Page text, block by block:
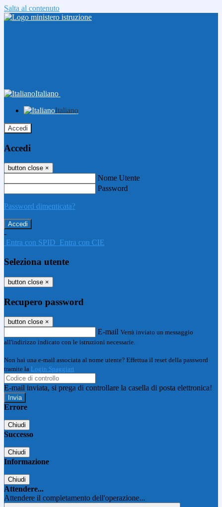
Salta al contenuto
Italiano
Italiano
Accedi
Accedi
button close ×
Nome Utente
Password
Password dimenticata?
-
Entra con SPID Entra con CIE
Seleziona utente
button close ×
Recupero password
button close ×
E-mail Verrà inviato un messaggio
all'indirizzo indicato con le istruzioni necessarie.
Non hai una e-mail associata al nome utente? Effettua il reset della password
tramite la Login Spaggiari
E-mail inviata, si prega di controllare la casella di posta elettronica!
Errore
Chiudi
Successo
Chiudi
Informazione
Chiudi
Attendere...
Attendere il completamento dell'operazione...